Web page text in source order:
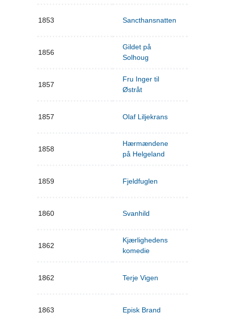
1853 Sancthansnatten
1856
Gildet på
Solhoug
1857
Fru Inger til
Østråt
1857 Olaf Liljekrans
1858
Hærmændene
på Helgeland
1859 Fjeldfuglen
1860 Svanhild
1862
Kjærlighedens
komedie
1862 Terje Vigen
1863 Episk Brand